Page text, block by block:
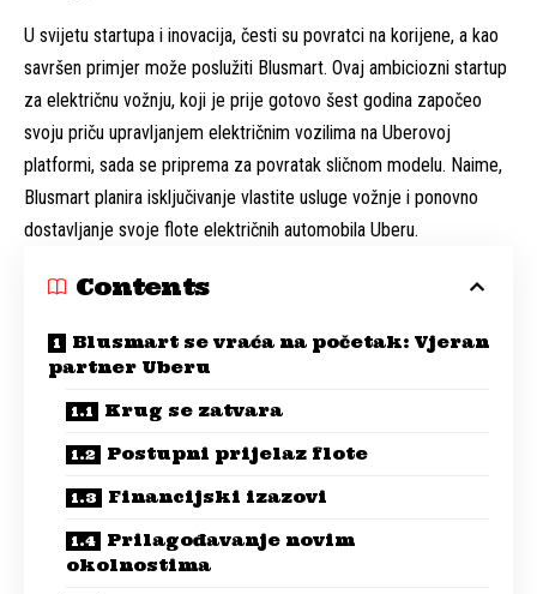
U svijetu startupa i inovacija, česti su povratci na korijene, a kao
savršen primjer može poslužiti Blusmart. Ovaj ambiciozni startup
za električnu vožnju, koji je prije gotovo šest godina započeo
svoju priču upravljanjem električnim vozilima na Uberovoj
platformi, sada se priprema za povratak sličnom modelu. Naime,
Blusmart planira isključivanje vlastite usluge vožnje i ponovno
dostavljanje svoje flote električnih automobila Uberu.
Contents
Blusmart se vraća na početak: Vjeran
partner Uberu
Krug se zatvara
Postupni prijelaz flote
Financijski izazovi
Prilagođavanje novim
okolnostima